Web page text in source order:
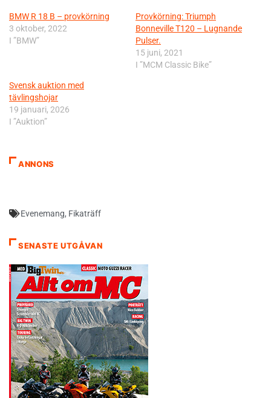
BMW R 18 B – provkörning
3 oktober, 2022
I ”BMW”
Provkörning: Triumph
Bonneville T120 – Lugnande
Pulser.
15 juni, 2021
I ”MCM Classic Bike”
Svensk auktion med
tävlingshojar
19 januari, 2026
I ”Auktion”
ANNONS
Evenemang, Fikaträff
SENASTE UTGÅVAN